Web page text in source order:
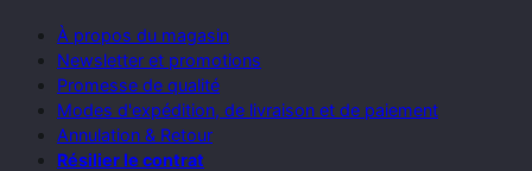
À propos du magasin
Newsletter et promotions
Promesse de qualité
Modes d'expédition, de livraison et de paiement
Annulation & Retour
Résilier le contrat